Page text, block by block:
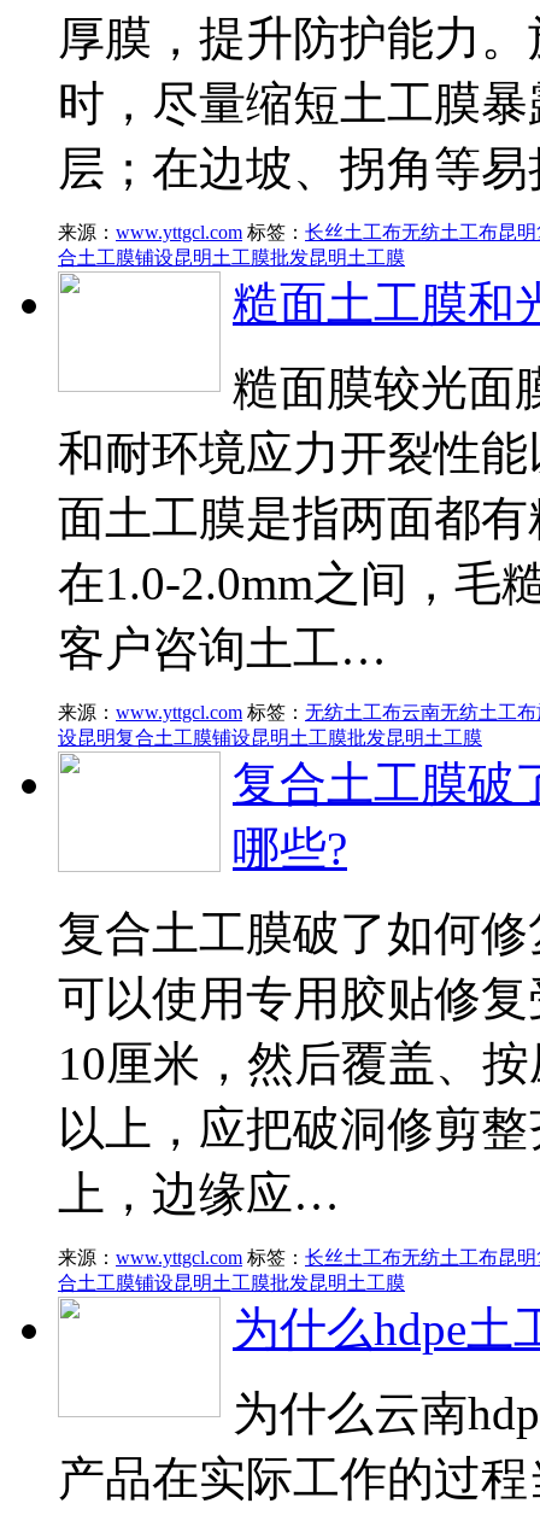
厚膜，提升防护能力
时，尽量缩短土工膜
层；在边坡、拐角等
来源： www.yttgcl.com 标签： 长丝土工布无纺土工布昆
合土工膜铺设昆明土工膜批发昆明土工膜
糙面土工膜和
糙面膜较光面
和耐环境应力开裂性
面土工膜是指两面都
在1.0-2.0mm之间，毛
客户咨询土工…
来源： www.yttgcl.com 标签： 无纺土工布云南无纺土工
设昆明复合土工膜铺设昆明土工膜批发昆明土工膜
复合土工膜破
哪些?
复合土工膜破了如何
可以使用专用胶贴修
10厘米，然后覆盖、
以上，应把破洞修剪
上，边缘应…
来源： www.yttgcl.com 标签： 长丝土工布无纺土工布昆
合土工膜铺设昆明土工膜批发昆明土工膜
为什么hdpe土
为什么云南
产品在实际工作的过